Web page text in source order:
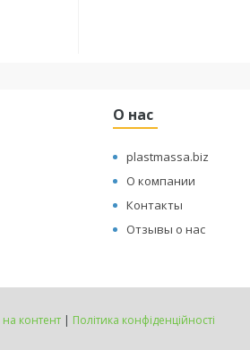
О нас
plastmassa.biz
О компании
Контакты
Отзывы о нас
контент | Політика конфіденційності